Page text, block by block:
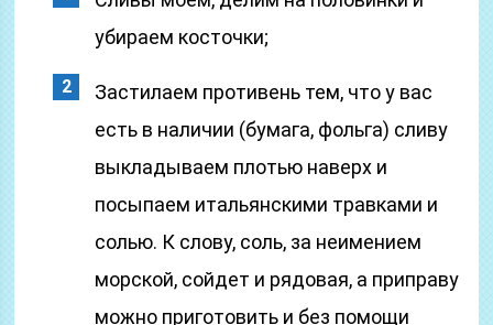
убираем косточки;
Застилаем противень тем, что у вас
есть в наличии (бумага, фольга) сливу
выкладываем плотью наверх и
посыпаем итальянскими травками и
солью. К слову, соль, за неимением
морской, сойдет и рядовая, а приправу
можно приготовить и без помощи